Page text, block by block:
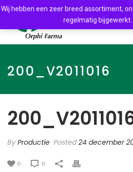
200_V2011016
By Productie Posted24 december
0 0
Wij hebben een zeer breed assortiment,
regelmatig bijgewerkt.